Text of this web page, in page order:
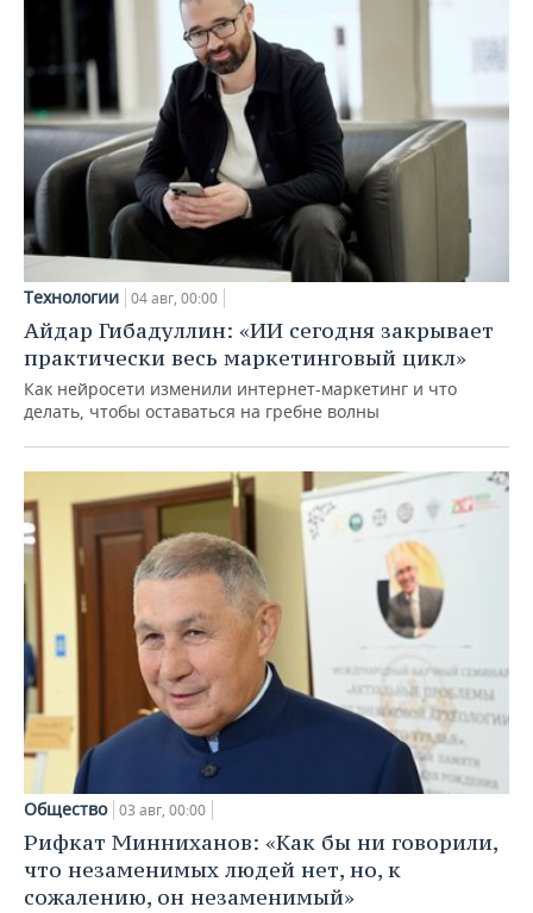
Технологии 04 авг, 00:00
Айдар Гибадуллин: «ИИ сегодня закрывает
практически весь маркетинговый цикл»
Как нейросети изменили интернет-маркетинг и что
делать, чтобы оставаться на гребне волны
Общество 03 авг, 00:00
Рифкат Минниханов: «Как бы ни говорили,
что незаменимых людей нет, но, к
сожалению, он незаменимый»